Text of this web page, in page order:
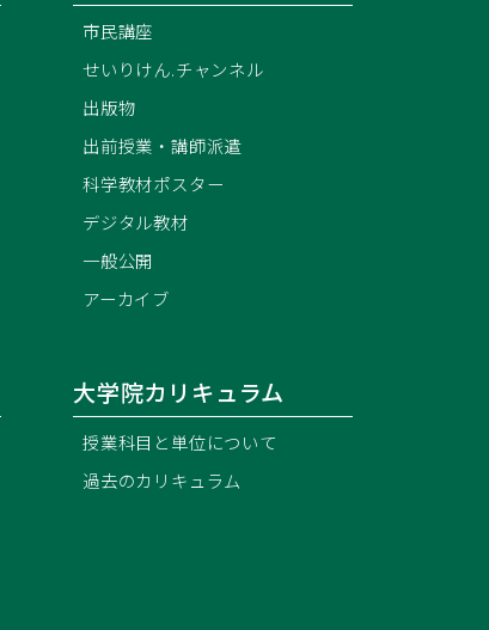
市民講座
せいりけん.チャンネル
出版物
出前授業・講師派遣
科学教材ポスター
デジタル教材
一般公開
アーカイブ
大学院カリキュラム
授業科目と単位について
過去のカリキュラム